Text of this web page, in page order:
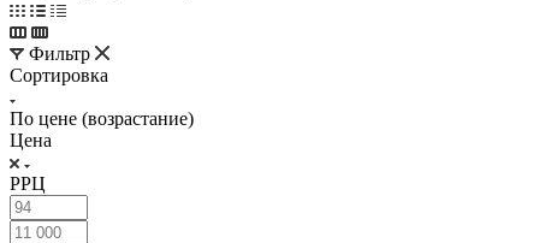
Фильтр
Сортировка
По цене (возрастание)
Цена
РРЦ